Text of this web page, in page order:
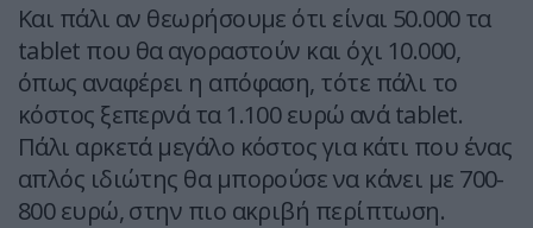
Και πάλι αν θεωρήσουμε ότι είναι 50.000 τα
tablet που θα αγοραστούν και όχι 10.000,
όπως αναφέρει η απόφαση, τότε πάλι το
κόστος ξεπερνά τα 1.100 ευρώ ανά tablet.
Πάλι αρκετά μεγάλο κόστος για κάτι που ένας
απλός ιδιώτης θα μπορούσε να κάνει με 700-
800 ευρώ, στην πιο ακριβή περίπτωση.